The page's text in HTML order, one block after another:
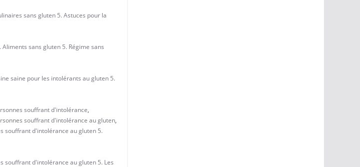
sans gluten 5. Astuces pour la
sans gluten 5. Régime sans
saine pour les intolérants au gluten 5.
souffrant d'intolérance,
souffrant d'intolérance au gluten,
souffrant d'intolérance au gluten 5.
souffrant d'intolérance au gluten 5. Les